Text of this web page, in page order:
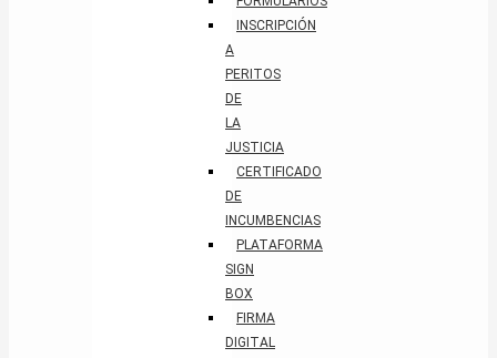
INSCRIPCIÓN
A
PERITOS
DE
LA
JUSTICIA
CERTIFICADO
DE
INCUMBENCIAS
PLATAFORMA
SIGN
BOX
FIRMA
DIGITAL